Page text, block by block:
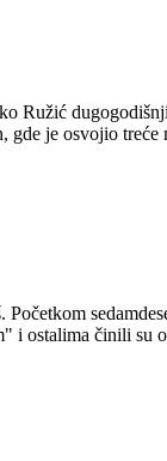
Ružić
je osvojio
ostalima činili su